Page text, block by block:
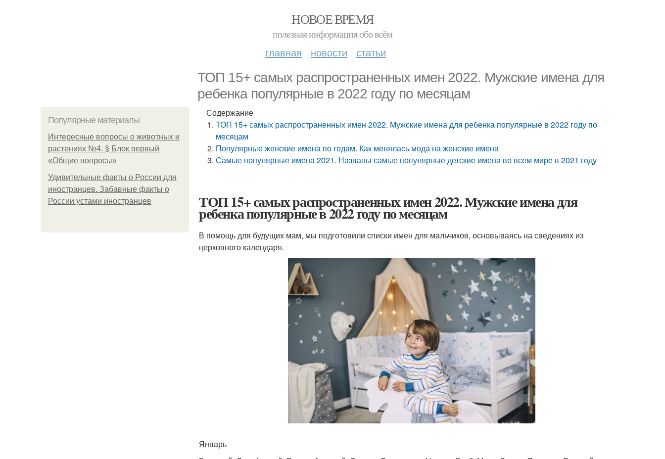
НОВОЕ ВРЕМЯ
полезная информация обо всём
главная новости статьи
ТОП 15+ самых распространенных имен 2022. Мужские имена для
ребенка популярные в 2022 году по месяцам
Популярные материалы
Интересные вопросы о животных и
растениях №4. § Блок первый
«Общие вопросы»
Удивительные факты о России для
иностранцев. Забавные факты о
России устами иностранцев
Содержание
ТОП 15+ самых распространенных имен 2022. Мужские имена для ребенка популярные в 2022 году по
месяцам
Популярные женские имена по годам. Как менялась мода на женские имена
Самые популярные имена 2021. Названы самые популярные детские имена во всем мире в 2021 году
ТОП 15+ самых распространенных имен 2022. Мужские имена для
ребенка популярные в 2022 году по месяцам
В помощь для будущих мам, мы подготовили списки имен для мальчиков, основываясь на сведениях из
церковного календаря.
Январь